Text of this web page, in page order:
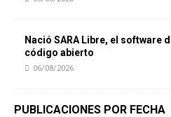
Nació SARA Libre, el software
código abierto
06/08/2026
PUBLICACIONES POR FECHA